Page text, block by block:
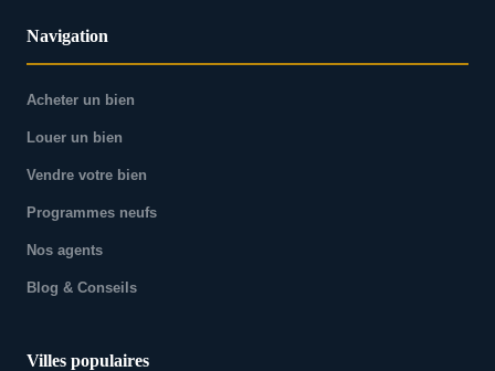
Navigation
Acheter un bien
Louer un bien
Vendre votre bien
Programmes neufs
Nos agents
Blog & Conseils
Villes populaires